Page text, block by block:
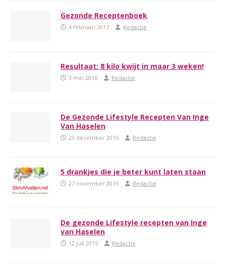
Gezonde Receptenboek
4 februari 2017 Redactie
Resultaat: 8 kilo kwijt in maar 3 weken!
3 mei 2016 Redactie
De Gezonde Lifestyle Recepten Van Inge
Van Haselen
23 december 2015 Redactie
5 drankjes die je beter kunt laten staan
27 november 2015 Redactie
De gezonde Lifestyle recepten van Inge
van Haselen
12 juli 2015 Redactie